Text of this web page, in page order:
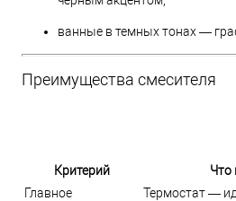
ванные в темных тонах —
Преимущества смесителя
Критерий
Что
Главное
Термостат —